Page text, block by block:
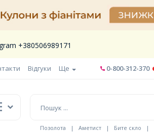
+380506989171
Відгуки Ще 0-800-312-370
Позолота | Аметист | Бите скло |